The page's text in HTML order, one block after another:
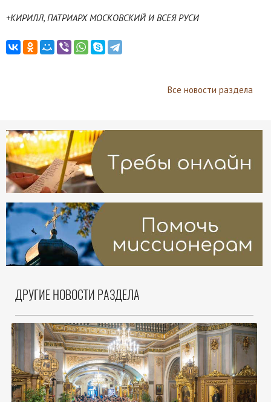
+КИРИЛЛ, ПАТРИАРХ МОСКОВСКИЙ И ВСЕЯ РУСИ
Все новости раздела
ДРУГИЕ НОВОСТИ РАЗДЕЛА